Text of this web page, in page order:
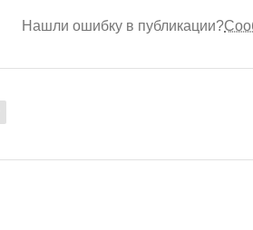
Нашли ошибку в публикации?